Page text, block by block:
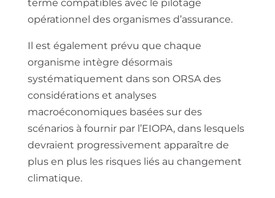
terme compatibles avec le pilotage
opérationnel des organismes d’assurance.
Il est également prévu que chaque
organisme intègre désormais
systématiquement dans son ORSA des
considérations et analyses
macroéconomiques basées sur des
scénarios à fournir par l’EIOPA, dans lesquels
devraient progressivement apparaître de
plus en plus les risques liés au changement
climatique.